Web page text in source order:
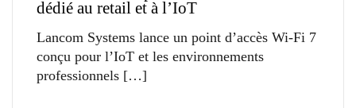
dédié au retail et à l’IoT
Lancom Systems lance un point d’accès Wi-Fi 7
conçu pour l’IoT et les environnements
professionnels